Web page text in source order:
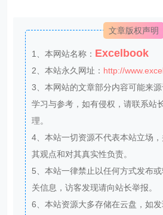
文章版权声明
1、本网站名称： Excelbook
2、本站永久网址： http://
3、本网站的文章部分内容可能来
学习与参考，如有侵权，请联系站
理。
4、本站一切资源不代表本站立场
其观点和对其真实性负责。
5、本站一律禁止以任何方式发布
关信息，访客发现请向站长举报。
6、本站资源大多存储在云盘，如